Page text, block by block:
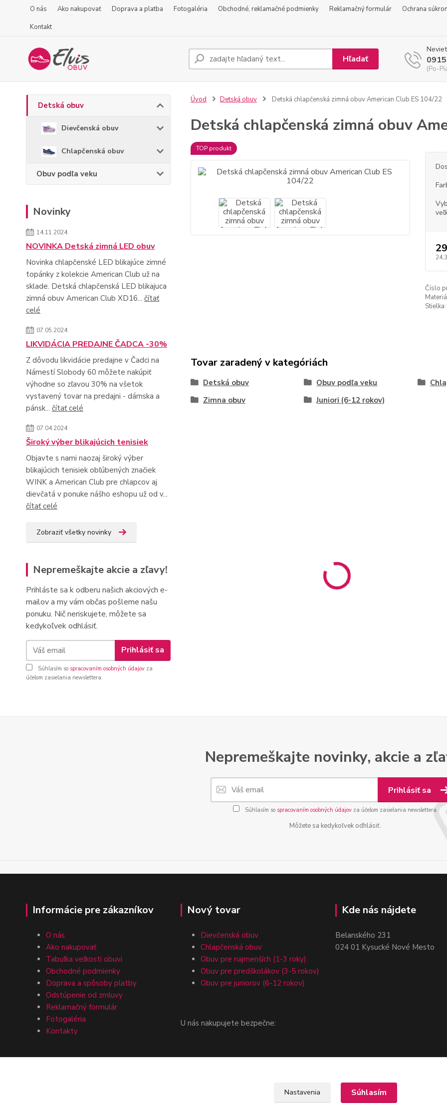
O nás Ako nakupovať Doprava a platba Fotogaléria Obchodné, reklamačné podmienky Reklamačný formulár
Ochrana
Kontakt
Hľadať
(Po-
Detská obuv
Dievčenská obuv
Chlapčenská obuv
Obuv podľa veku
Novinky
14.11.2024
NOVINKA Detská zimná LED obuv
Novinka chlapčenské LED blikajúce zimné
topánky z kolekcie American Club už na
sklade. Detská chlapčenská LED blikajuca
zimná obuv American Club XD16... čítať
celé
07.05.2024
LIKVIDÁCIA PREDAJNE ČADCA -30%
Z dôvodu likvidácie predajne v Čadci na
Námestí Slobody 60 môžete nakúpiť
výhodne so zľavou 30% na všetok
vystavený tovar na predajni - dámska a
pánsk... čítať celé
07.04.2024
Široký výber blikajúcich tenisiek
Objavte s nami naozaj široký výber
blikajúcich tenisiek obľúbených značiek
WINK a American Club pre chlapcov aj
dievčatá v ponuke nášho eshopu už od v...
čítať celé
Zobraziť všetky novinky
Nepremeškajte akcie a zľavy!
Prihláste sa k odberu našich akciových e-
mailov a my vám občas pošleme našu
ponuku. Nič neriskujete, môžete sa
kedykoľvek odhlásiť.
Prihlásiť sa
Súhlasím so spracovaním osobných údajov za
účelom zasielania newslettera.
Úvod Detská obuv Detská chlapčenská zimná obuv American Club ES 104/22
Detská chlapčenská zimná obuv
TOP produkt
Číslo
Stielka:
Tovar zaradený v kategóriách
Detská obuv Obuv podľa veku
Zimna obuv
Juniori (6-12 rokov)
Nepremeškajte novinky, akcie a
Prihlásiť sa
Súhlasím so spracovaním osobných údajovza účelom zasielania newslettera.
Môžete sa kedykoľvek odhlásiť.
Informácie pre zákazníkov
O nás
Ako nakupovať
Tabuľka veľkosti obuvi
Obchodné podmienky
Doprava a spôsoby platby
Odstúpenie od zmluvy
Reklamačný formulár
Fotogaléria
Kontakty
Nový tovar
Dievčenská obuv
Chlapčenská obuv
Obuv pre najmenších (1-3 roky)
Obuv pre predškolákov (3-5 rokov)
Obuv pre juniorov (6-12 rokov)
U nás nakupujete bezpečne:
Kde nás nájdete
Belanského 231
024 01 Kysucké Nové Mesto
Nastavenia Súhlasím